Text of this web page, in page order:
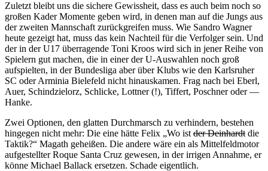
Zuletzt bleibt uns die sichere Gewissheit, dass es auch beim noch so
großen Kader Momente geben wird, in denen man auf die Jungs aus
der zweiten Mannschaft zurückgreifen muss. Wie Sandro Wagner
heute gezeigt hat, muss das kein Nachteil für die Verfolger sein. Und
der in der U17 überragende Toni Kroos wird sich in jener Reihe von
Spielern gut machen, die in einer der U-Auswahlen noch groß
aufspielten, in der Bundesliga aber über Klubs wie den Karlsruher
SC oder Arminia Bielefeld nicht hinauskamen. Frag nach bei Eberl,
Auer, Schindzielorz, Schlicke, Lottner (!), Tiffert, Poschner oder —
Hanke.
Zwei Optionen, den glatten Durchmarsch zu verhindern, bestehen
hingegen nicht mehr: Die eine hätte Felix „Wo ist der Deinhardt die
Taktik?“ Magath geheißen. Die andere wäre ein als Mittelfeldmotor
aufgestellter Roque Santa Cruz gewesen, in der irrigen Annahme, er
könne Michael Ballack ersetzen. Schade eigentlich.